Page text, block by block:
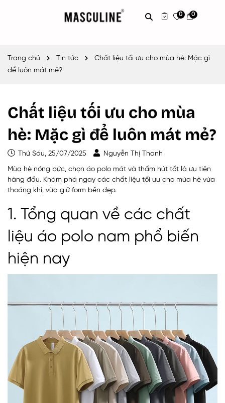
0 0
Trang chủ Tin tức
Chất liệu tối ưu cho mùa hè: Mặc gì
để luôn mát mẻ?
Chất liệu tối ưu cho mùa
hè: Mặc gì để luôn mát mẻ?
Thứ Sáu, 25/07/2025 Nguyễn Thị Thanh
Mùa hè nóng bức, chọn áo polo mát và thấm hút tốt là ưu tiên
hàng đầu. Khám phá ngay các chất liệu tối ưu cho mùa hè vừa
thoáng khí, vừa giữ form bền đẹp.
1. Tổng quan về các chất
liệu áo polo nam phổ biến
hiện nay